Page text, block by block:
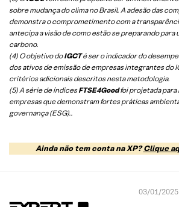
sobre mudança do clima no Brasil. A adesão das
demonstra o comprometimento com a
antecipa a visão de como estão se preparando para
carbono.
(4) O objetivo doIGCTé ser o indicador do
dos ativos de emissão de empresas integrantes do
critérios adicionais descritos nesta metodologia.
(5) A série de índicesFTSE4Goodfoi projetada para
empresas que demonstram fortes práticas
governança (ESG)..
Ainda não tem conta na XP?Clique
03/01/2025